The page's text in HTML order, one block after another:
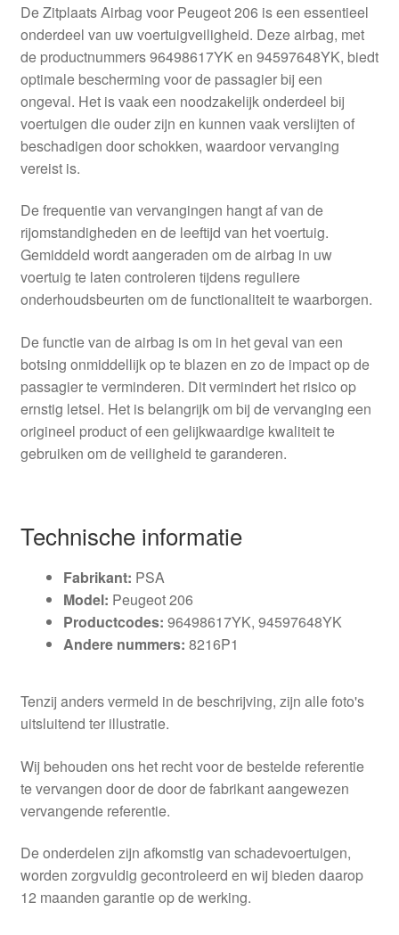
De Zitplaats Airbag voor Peugeot 206 is een essentieel
onderdeel van uw voertuigveiligheid. Deze airbag, met
de productnummers 96498617YK en 94597648YK, biedt
optimale bescherming voor de passagier bij een
ongeval. Het is vaak een noodzakelijk onderdeel bij
voertuigen die ouder zijn en kunnen vaak verslijten of
beschadigen door schokken, waardoor vervanging
vereist is.
De frequentie van vervangingen hangt af van de
rijomstandigheden en de leeftijd van het voertuig.
Gemiddeld wordt aangeraden om de airbag in uw
voertuig te laten controleren tijdens reguliere
onderhoudsbeurten om de functionaliteit te waarborgen.
De functie van de airbag is om in het geval van een
botsing onmiddellijk op te blazen en zo de impact op de
passagier te verminderen. Dit vermindert het risico op
ernstig letsel. Het is belangrijk om bij de vervanging een
origineel product of een gelijkwaardige kwaliteit te
gebruiken om de veiligheid te garanderen.
Technische informatie
Fabrikant: PSA
Model: Peugeot 206
Productcodes: 96498617YK, 94597648YK
Andere nummers: 8216P1
Tenzij anders vermeld in de beschrijving, zijn alle foto's
uitsluitend ter illustratie.
Wij behouden ons het recht voor de bestelde referentie
te vervangen door de door de fabrikant aangewezen
vervangende referentie.
De onderdelen zijn afkomstig van schadevoertuigen,
worden zorgvuldig gecontroleerd en wij bieden daarop
12 maanden garantie op de werking.